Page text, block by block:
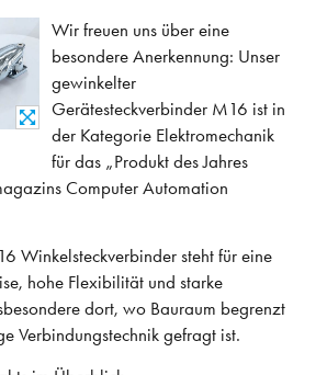
Wir freuen uns über eine
besondere Anerkennung: Unser
gewinkelter
Gerätesteckverbinder M16 ist in
der Kategorie Elektromechanik
für das „Produkt des Jahres
Computer Automation
Winkelsteckverbinder steht für eine
hohe Flexibilität und starke
dort, wo Bauraum begrenzt
Verbindungstechnik gefragt ist.